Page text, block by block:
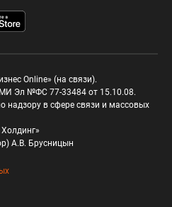
Online» (на связи).
Эл №ФС 77-33484 от 15.10.08.
надзору в сфере связи и массовых
А.В. Брусницын